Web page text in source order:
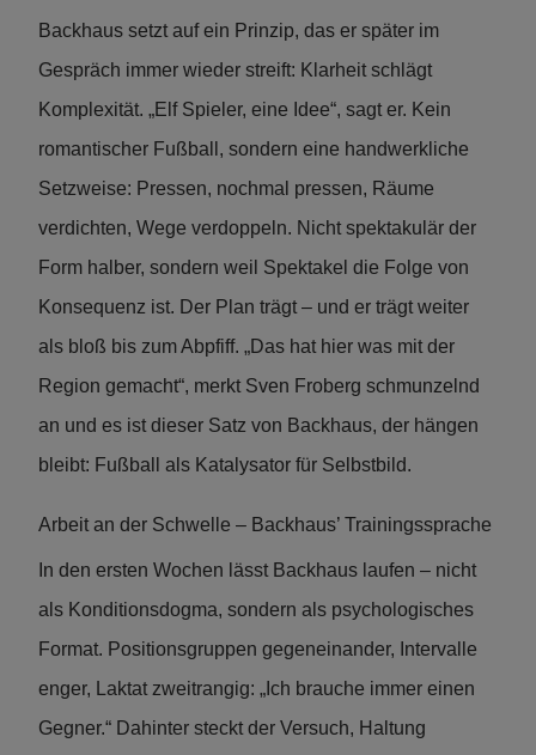
Backhaus setzt auf ein Prinzip, das er später im
Gespräch immer wieder streift: Klarheit schlägt
Komplexität. „Elf Spieler, eine Idee“, sagt er. Kein
romantischer Fußball, sondern eine handwerkliche
Setzweise: Pressen, nochmal pressen, Räume
verdichten, Wege verdoppeln. Nicht spektakulär der
Form halber, sondern weil Spektakel die Folge von
Konsequenz ist. Der Plan trägt – und er trägt weiter
als bloß bis zum Abpfiff. „Das hat hier was mit der
Region gemacht“, merkt Sven Froberg schmunzelnd
an und es ist dieser Satz von Backhaus, der hängen
bleibt: Fußball als Katalysator für Selbstbild.
Arbeit an der Schwelle – Backhaus’ Trainingssprache
In den ersten Wochen lässt Backhaus laufen – nicht
als Konditionsdogma, sondern als psychologisches
Format. Positionsgruppen gegeneinander, Intervalle
enger, Laktat zweitrangig: „Ich brauche immer einen
Gegner.“ Dahinter steckt der Versuch, Haltung